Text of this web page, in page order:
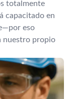
totalmente
capacitado en
eso
nuestro propio